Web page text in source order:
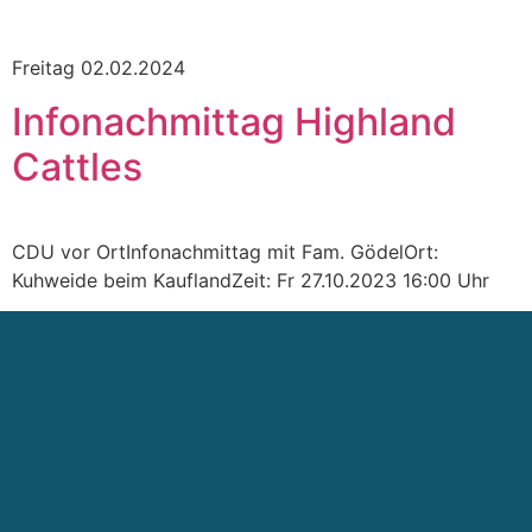
Freitag 02.02.2024
Infonachmittag Highland
Cattles
CDU vor OrtInfonachmittag mit Fam. GödelOrt:
Kuhweide beim KauflandZeit: Fr 27.10.2023 16:00 Uhr